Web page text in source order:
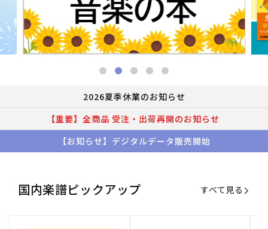
2026夏季休業のお知らせ
【重要】全商品 受注・出荷再開のお知らせ
【お知らせ】デジタルデータ販売開始
国内楽譜ピックアップ すべて見る